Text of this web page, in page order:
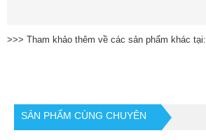
>>> Tham khảo thêm về các sản phẩm khác tại:
SẢN PHẨM CÙNG CHUYÊN